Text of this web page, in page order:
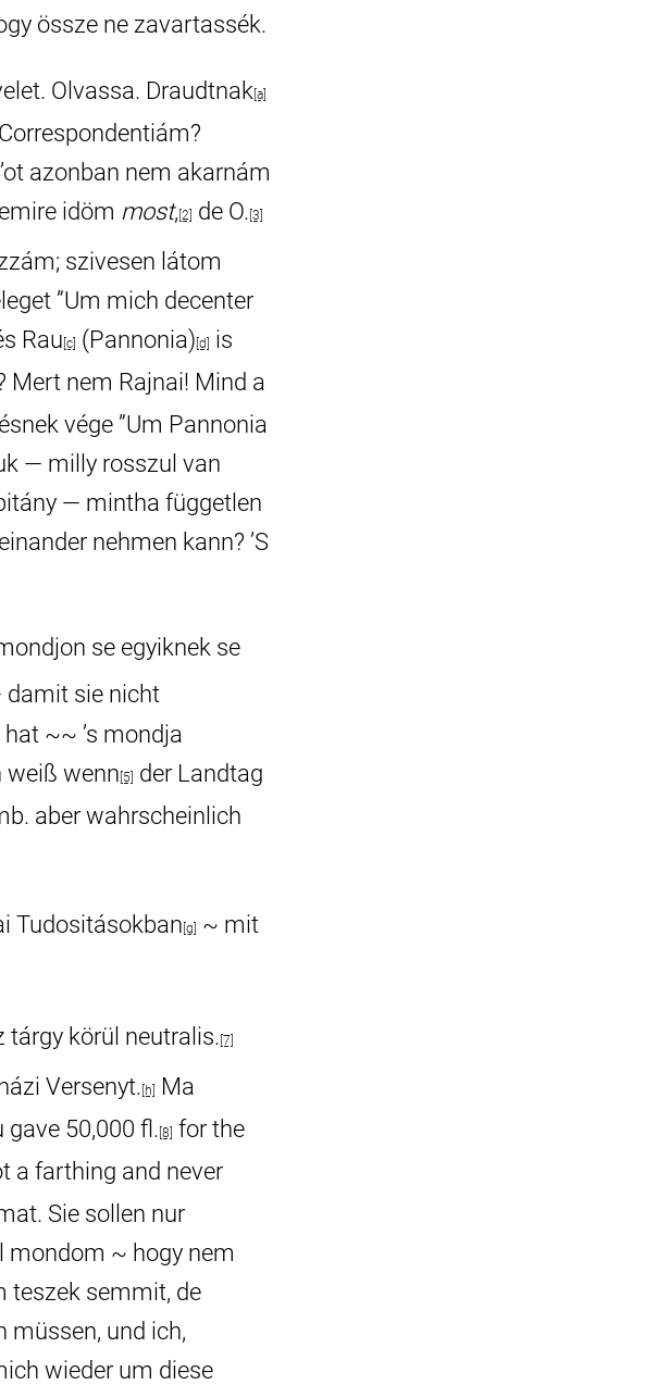
össze ne zavartassék.
Olvassa. Draudtnak[a]
azonban nem akarnám
idöm most, [2] de O. [3]
szivesen látom
”Um mich decenter
Rau [c] (Pannonia) [d]
is
Mert nem Rajnai! Mind a
vége ”Um Pannonia
— milly rosszul van
— mintha független
nehmen kann? ’S
se egyiknek se
damit sie nicht
~~ ’s mondja
weiß wenn[5] der Landtag
aber wahrscheinlich
Tudositásokban[g] ~ mit
tárgy körül neutralis.[7]
Versenyt. [h]
Ma
gave 50,000 fl. [8]
for the
a farthing and never
Sie sollen nur
mondom ~ hogy nem
teszek semmit, de
müssen, und ich,
wieder um diese